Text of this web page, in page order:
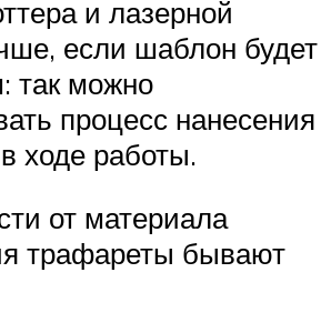
и лазерной
если шаблон будет
так можно
процесс нанесения
ходе работы.
от материала
трафареты бывают